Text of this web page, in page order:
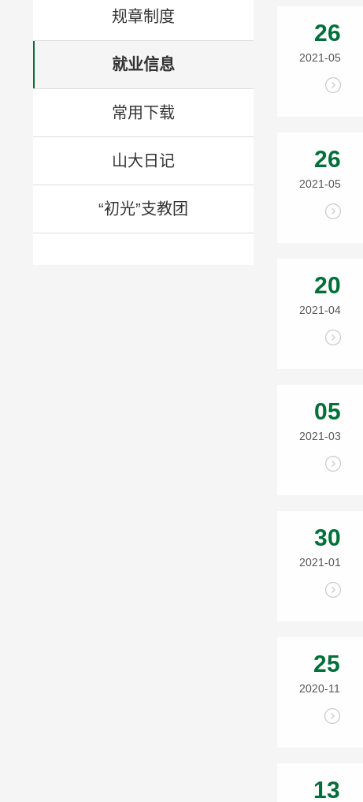
规章制度
就业信息
常用下载
山大日记
“初光”支教团
26
2021-05
26
2021-05
20
2021-04
05
2021-03
30
2021-01
25
2020-11
13